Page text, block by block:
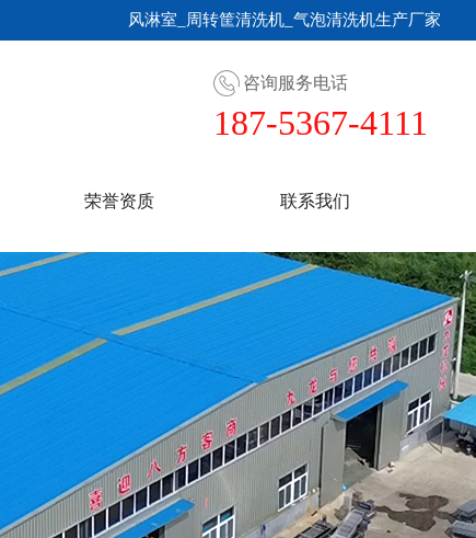
风淋室_周转筐清洗机_气泡清洗机生产厂家
咨询服务电话
187-5367-4111
荣誉资质 联系我们